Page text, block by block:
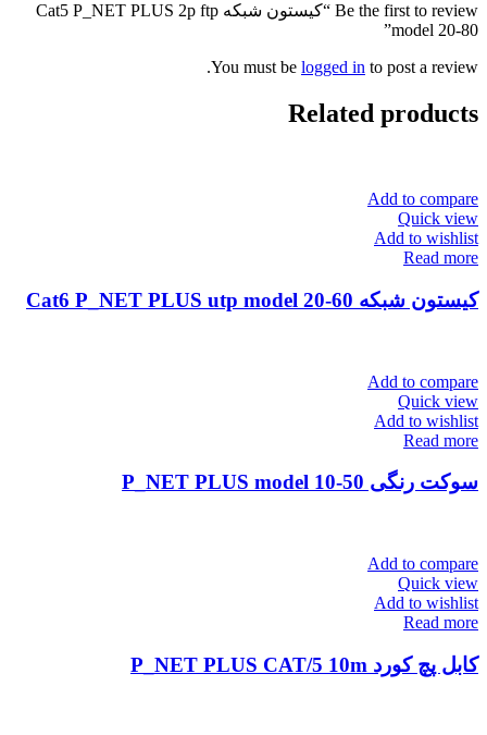
Be the first to review “کیستون شبکه Cat5 P_NET PLUS 2p ftp
model 20-80”
You must be logged in to post a review.
Related products
Add to compare
Quick view
Add to wishlist
Read more
کیستون شبکه Cat6 P_NET PLUS utp model 20-60
Add to compare
Quick view
Add to wishlist
Read more
سوکت رنگی P_NET PLUS model 10-50
Add to compare
Quick view
Add to wishlist
Read more
کابل پچ کورد P_NET PLUS CAT/5 10m